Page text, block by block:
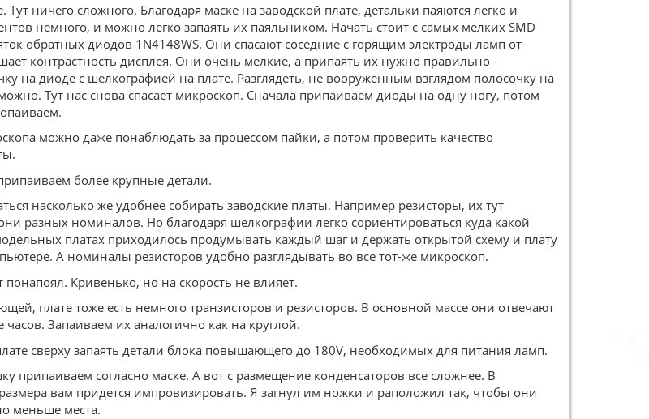
Тут ничего сложного. Благодаря маске на заводской плате, детальки паяются легко и
немного, и можно легко запаять их паяльником. Начать стоит с самых мелких SMD
обратных диодов 1N4148WS. Они спасают соседние с горящим электроды ламп от
контрастность дисплея. Они очень мелкие, а припаять их нужно правильно -
на диоде с шелкографией на плате. Разглядеть, не вооруженным взглядом полосочку на
Тут нас снова спасает микроскоп. Сначала припаиваем диоды на одну ногу, потом
можно даже понаблюдать за процессом пайки, а потом проверить качество
более крупные детали.
насколько же удобнее собирать заводские платы. Например резисторы, их тут
разных номиналов. Но благодаря шелкографии легко сориентироваться куда какой
платах приходилось продумывать каждый шаг и держать открытой схему и плату
А номиналы резисторов удобно разглядывать во все тот-же микроскоп.
понапоял. Кривенько, но на скорость не влияет.
плате тоже есть немного транзисторов и резисторов. В основной массе они отвечают
часов. Запаиваем их аналогично как на круглой.
сверху запаять детали блока повышающего до 180V, необходимых для питания ламп.
припаиваем согласно маске. А вот с размещение конденсаторов все сложнее. В
вам придется импровизировать. Я загнул им ножки и раположил так, чтобы они
меньше места.